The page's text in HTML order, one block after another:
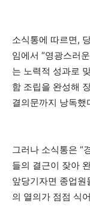
소식통에 따르면,
임에서 “영광스러
는 노력적 성과로
함 조립을 완성해
결의문까지 낭독했
그러나 소식통은 “
들의 결근이 잦아
앞당기자면 종업
의 열의가 점점 식